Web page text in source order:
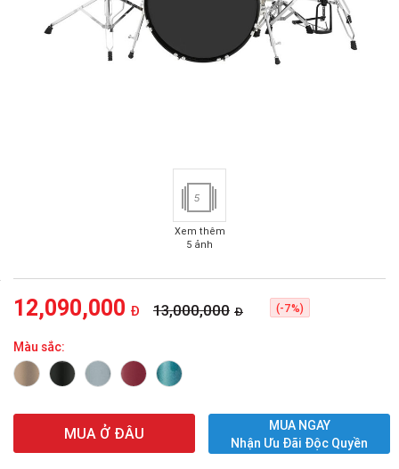
5
Xem thêm
5 ảnh
12,090,000 Đ 13,000,000 Đ (-7%)
Màu sắc:
MUA Ở ĐÂU
MUA NGAY
Nhận Ưu Đãi Độc Quyền